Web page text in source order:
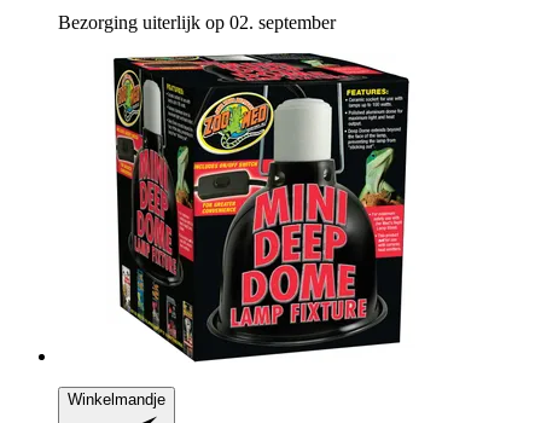
Bezorging uiterlijk op 02. september
Winkelmandje